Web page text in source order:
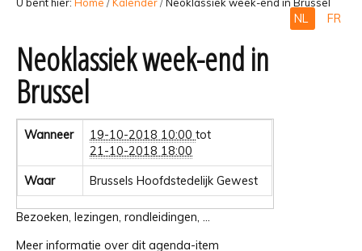
NL FR
Neoklassiek week-end in
Brussel
Wanneer 19-10-2018 10:00tot
21-10-2018 18:00
Waar Brussels Hoofdstedelijk Gewest
Bezoeken, lezingen, rondleidingen, ...
Meer informatie over dit agenda-item